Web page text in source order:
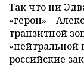
Так что ни
«герои» –
транзитной
«нейтральной
российские